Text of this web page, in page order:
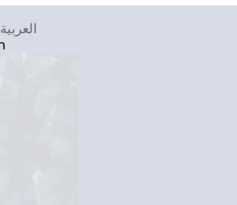
تجاوز إلى المحتوى الرئيسي
العربية